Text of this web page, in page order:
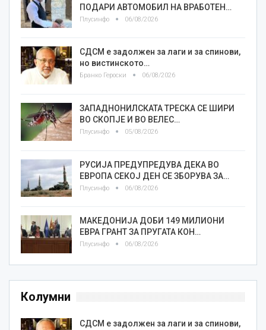
ПОДАРИ АВТОМОБИЛ НА ВРАБОТЕН…
Плусинфо 06/08/2026
СДСМ е задолжен за лаги и за спинови,
но вистинското…
Бранко Героски 06/08/2026
ЗАПАДНОНИЛСКАТА ТРЕСКА СЕ ШИРИ
ВО СКОПЈЕ И ВО ВЕЛЕС…
Плусинфо 05/08/2026
РУСИЈА ПРЕДУПРЕДУВА ДЕКА ВО
ЕВРОПА СЕКОЈ ДЕН СЕ ЗБОРУВА ЗА…
Плусинфо 06/08/2026
МАКЕДОНИЈА ДОБИ 149 МИЛИОНИ
ЕВРА ГРАНТ ЗА ПРУГАТА КОН…
Плусинфо 06/08/2026
Колумни
СДСМ е задолжен за лаги и за спинови,